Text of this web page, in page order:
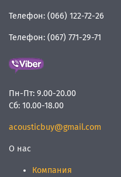
Телефон: (066) 122-72-26
Телефон: (067) 771-29-71
Пн-Пт: 9.00-20.00
Сб: 10.00-18.00
acousticbuy@gmail.com
О нас
Компания